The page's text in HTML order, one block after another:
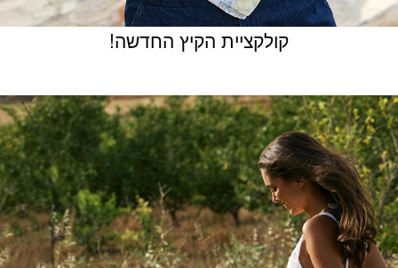
קולקציית הקיץ החדשה!